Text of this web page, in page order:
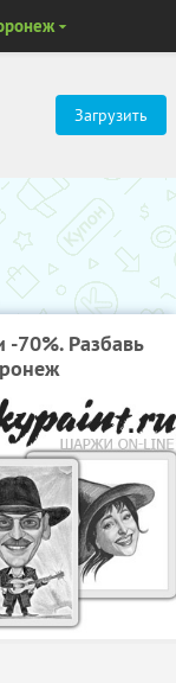
Загрузить
70%. Разбавь